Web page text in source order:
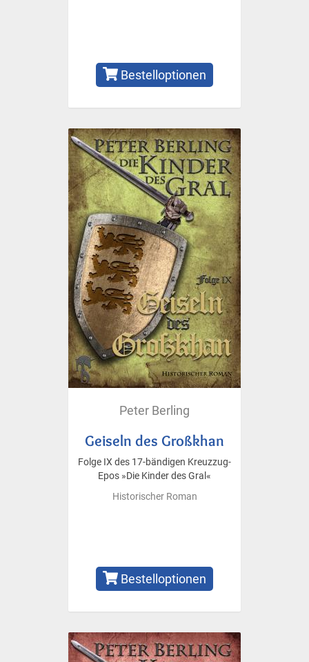
Bestelloptionen
Peter Berling
Geiseln des Großkhan
Folge IX des 17-bändigen Kreuzzug-
Epos »Die Kinder des Gral«
Historischer Roman
Bestelloptionen